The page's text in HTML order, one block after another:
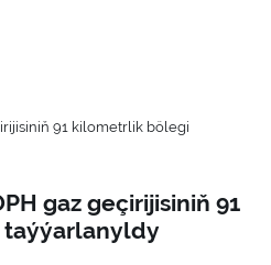
91 kilometrlik bölegi
gaz geçirijisiniň 91